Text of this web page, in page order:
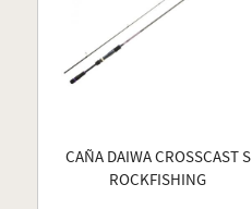
CAÑA DAIWA CROSSCAST S
ROCKFISHING